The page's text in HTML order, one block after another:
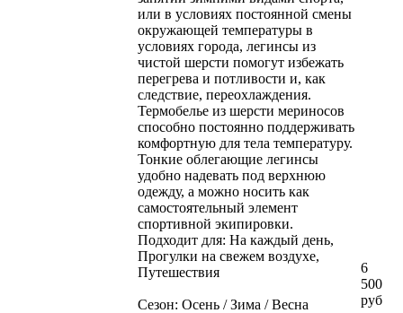
или в условиях постоянной смены
окружающей температуры в
условиях города, легинсы из
чистой шерсти помогут избежать
перегрева и потливости и, как
следствие, переохлаждения.
Термобелье из шерсти мериносов
способно постоянно поддерживать
комфортную для тела температуру.
Тонкие облегающие легинсы
удобно надевать под верхнюю
одежду, а можно носить как
самостоятельный элемент
спортивной экипировки.
Подходит для: На каждый день,
Прогулки на свежем воздухе,
Путешествия
Сезон: Осень / Зима / Весна
6
500
руб